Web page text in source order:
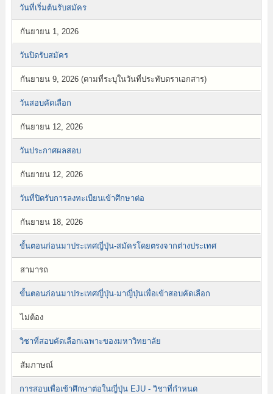
วันที่เริ่มต้นรับสมัคร
กันยายน 1, 2026
วันปิดรับสมัคร
กันยายน 9, 2026 (ตามที่ระบุในวันที่ประทับตราเอกสาร)
วันสอบคัดเลือก
กันยายน 12, 2026
วันประกาศผลสอบ
กันยายน 12, 2026
วันที่ปิดรับการลงทะเบียนเข้าศึกษาต่อ
กันยายน 18, 2026
ขั้นตอนก่อนมาประเทศญี่ปุ่น-สมัครโดยตรงจากต่างประเทศ
สามารถ
ขั้นตอนก่อนมาประเทศญี่ปุ่น-มาญี่ปุ่นเพื่อเข้าสอบคัดเลือก
ไม่ต้อง
วิชาที่สอบคัดเลือกเฉพาะของมหาวิทยาลัย
สัมภาษณ์
การสอบเพื่อเข้าศึกษาต่อในญี่ปุ่น EJU - วิชาที่กำหนด